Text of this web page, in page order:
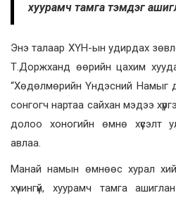
хуурамч тамга тэмдэг
Энэ талаар ХҮН-ын удирдах
Т.Доржханд өөрийн цахим
“Хөдөлмөрийн Үндэсний Намыг
сонгогч нартаа сайхан мэдээ
долоо хоногийн өмнө хүсэлт
авлаа.
Манай намын өмнөөс хурал
хүчингүй, хуурамч тамга